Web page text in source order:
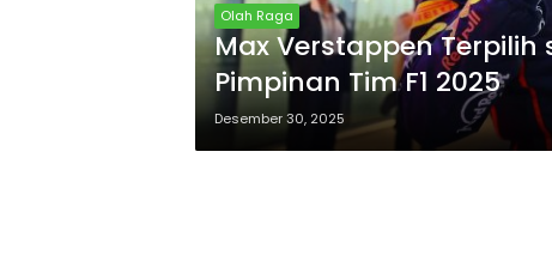
Olah Raga
Max Verstappen Terpilih
Pimpinan Tim F1 2025
Desember 30, 2025